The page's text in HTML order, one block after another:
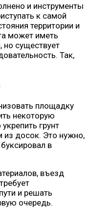
и инструменты
к самой
территории и
может иметь
но существует
Так,
площадку
некоторую
грунт
из досок. Это нужно,
в
въезд
и решать
очередь.